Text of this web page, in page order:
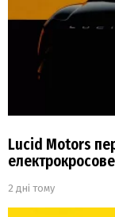
Lucid Motors
2 дні тому